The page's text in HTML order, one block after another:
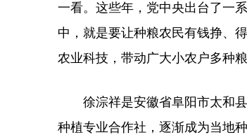
一看。这些年，党中央出台了一
中，就是要让种粮农民有钱挣、
农业科技，带动广大小农户多种
徐淙祥是安徽省阜阳市太和县
种植专业合作社，逐渐成为当地